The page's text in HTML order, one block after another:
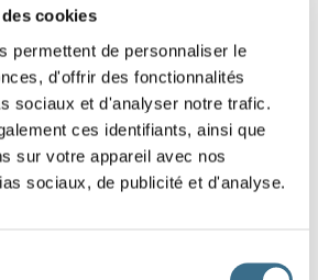
cookies
permettent de personnaliser le
d'offrir des fonctionnalités
sociaux et d'analyser notre trafic.
ces identifiants, ainsi que
sur votre appareil avec nos
sociaux, de publicité et d'analyse.
Léa
(arriver)avec dix minutes de